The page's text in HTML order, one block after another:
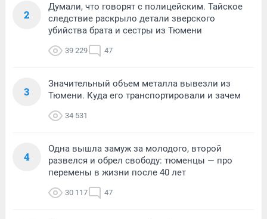
2
Думали, что говорят с полицейским. Тайское
следствие раскрыло детали зверского
убийства брата и сестры из Тюмени
39 229 47
3
Значительный объем металла вывезли из
Тюмени. Куда его транспортировали и зачем
34 531
4
Одна вышла замуж за молодого, второй
развелся и обрел свободу: тюменцы — про
перемены в жизни после 40 лет
30 117 47